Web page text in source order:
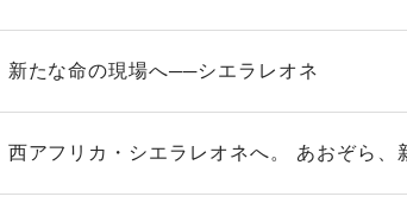
新たな命の現場へ──シエラレオネ
西アフリカ・シエラレオネへ。 あおぞら、